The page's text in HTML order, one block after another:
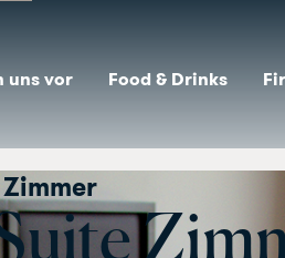
uns vor Food & Drinks
Zimmer